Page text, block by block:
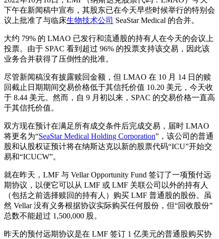
下午在新闻稿中宣布，其股东已在今天早些时候举行的特别会
议上批准了与临床生物技术公司 SeaStar Medical 的合并。
大约 79% 的 LMAO 已发行和流通股的持有人在今天的会议上
投票。由于 SPAC 看到超过 96% 的投票支持该交易，因此该
业务合并获得了压倒性的批准。
尽管新闻稿没有披露赎回金额，但 LMAO 在 10 月 14 日的赎
回截止日期期间交易价格低于其信托价值 10.20 美元，今天收
于 8.44 美元。然而，自 9 月初以来，SPAC 的交易价格一直高
于其信托价值。
双方现在预计在满足所有成交条件后完成交易，届时 LMAO
将更名为“SeaStar Medical Holding Corporation”，该公司的普通
股和认股权证预计将在纳斯达克以新的股票代码“ICU”开始交
易和“ICUCW”。
就在昨天，LMF 与 Vellar Opportunity Fund 签订了一项预付远
期协议，以便它可以从 LMF 或 LMF 关联公司以外的持有人
（包括之前选择赎回的持有人）购买 LMF 普通股的股份。虽
然 Vellar 没有义务根据协议实际购买任何股份，但“回收股份”
总数不能超过 1,500,000 股。
昨天的预付远期协议是在 LMF 签订 1 亿美元的普通股购买协